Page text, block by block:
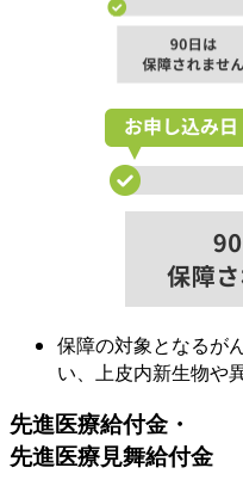
保障の対象となるが
い、上皮内新生物や
先進医療給付金・
先進医療見舞給付金